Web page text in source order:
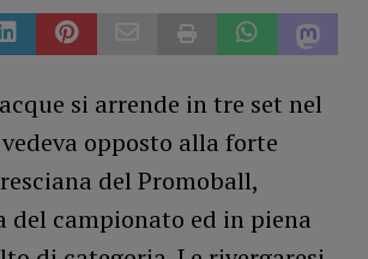
si arrende in tre set nel
opposto alla forte
del Promoball,
del campionato ed in piena